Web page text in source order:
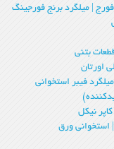
| میلگرد برنج فورجینگ
بتنی
اورتان
فیبر استخوانی
نیکل